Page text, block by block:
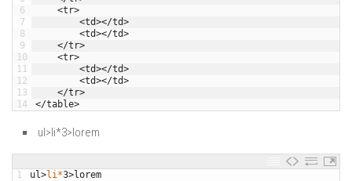
6
7
8
9
10
11
12
13
14
<tr>
<td></td>
<td></td>
</tr>
<tr>
<td></td>
<td></td>
</tr>
</table>
ul>li*3>lorem
1 ul>li*3>lorem